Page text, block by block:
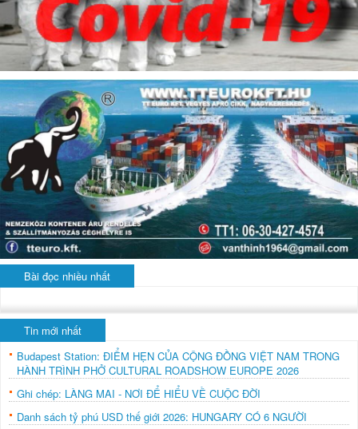
Bài đọc nhiều nhất
Tin mới nhất
Budapest Station: ĐIỂM HẸN CỦA CỘNG ĐỒNG VIỆT NAM TRONG
HÀNH TRÌNH PHỞ CULTURAL ROADSHOW EUROPE 2026
Ghi chép: LÀNG MAI - NƠI ĐỂ HIỂU VỀ CUỘC ĐỜI
Danh sách tỷ phú USD thế giới 2026: HUNGARY CÓ 6 NGƯỜI